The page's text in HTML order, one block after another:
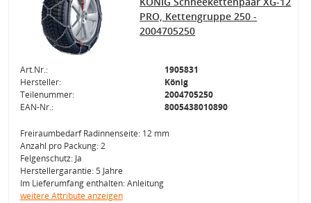
PRO, Kettengruppe 250 -
2004705250
Art.Nr.:
1905831
Hersteller:
König
Teilenummer:
2004705250
EAN-Nr.:
8005438010890
Freiraumbedarf Radinnenseite: 12 mm
Anzahl pro Packung: 2
Felgenschutz: Ja
Herstellergarantie: 5 Jahre
Im Lieferumfang enthalten: Anleitung
weitere Attribute anzeigen